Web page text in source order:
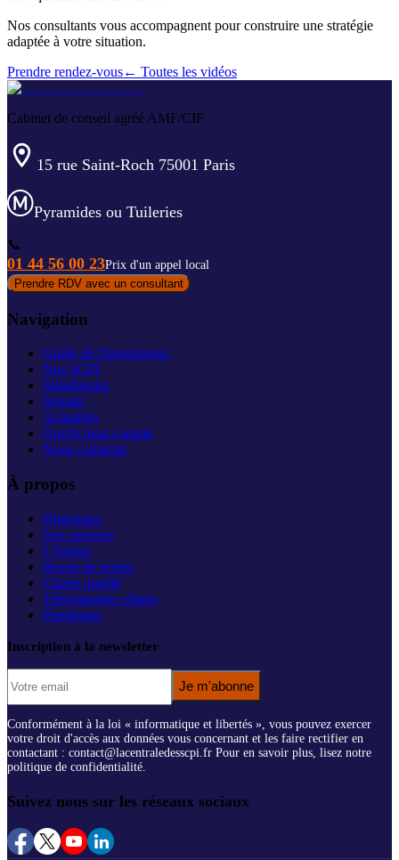
Nos consultants vous accompagnent pour construire une stratégie
adaptée à votre situation.
Prendre rendez-vous← Toutes les vidéos
Cabinet de conseil agréé AMF/CIF
15 rue Saint-Roch 75001 Paris
Pyramides ou Tuileries
📞
01 44 56 00 23Prix d'un appel local
Prendre RDV avec un consultant
Navigation
Guide de l'investisseur
Nos SCPI
Simulateurs
Investir
Actualités
Ouvrir mon compte
Nous contacter
À propos
Historique
Nos services
L'équipe
Revue de presse
Charte qualité
Témoignages clients
Parrainage
Inscription à la newsletter
Je m'abonne
Conformément à la loi « informatique et libertés », vous pouvez exercer
votre droit d'accès aux données vous concernant et les faire rectifier en
contactant : contact@lacentraledesscpi.fr Pour en savoir plus, lisez notre
politique de confidentialité.
Suivez nous sur les réseaux sociaux